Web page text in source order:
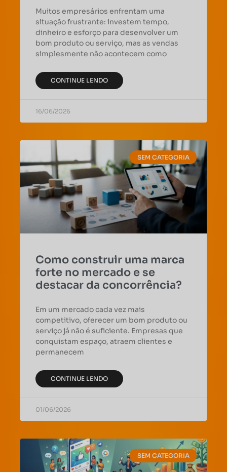
Muitos empresários enfrentam uma
situação frustrante: investem tempo,
dinheiro e esforço para desenvolver um
bom produto ou serviço, mas as vendas
simplesmente não acontecem como
CONTINUE LENDO
16/06/2026
SEM CATEGORIA
Como construir uma marca
forte no mercado e se
destacar da concorrência?
Em um mercado cada vez mais
competitivo, oferecer um bom produto ou
serviço já não é suficiente. Empresas que
conquistam espaço, atraem clientes e
permanecem
CONTINUE LENDO
01/06/2026
SEM CATEGORIA